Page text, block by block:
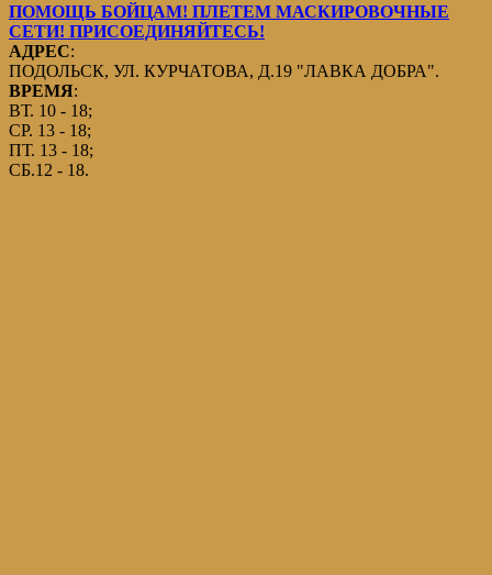
ПОМОЩЬ БОЙЦАМ! ПЛЕТЕМ МАСКИРОВОЧНЫЕ
СЕТИ! ПРИСОЕДИНЯЙТЕСЬ!
АДРЕС:
ПОДОЛЬСК, УЛ. КУРЧАТОВА, Д.19 "ЛАВКА ДОБРА".
ВРЕМЯ:
ВТ. 10 - 18;
СР. 13 - 18;
ПТ. 13 - 18;
СБ.12 - 18.